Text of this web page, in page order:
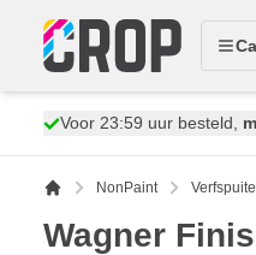
Voor 23:59 uur besteld,
NonPaint
Wagner